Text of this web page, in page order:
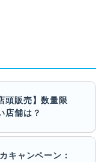
頭販売】数量限
店舗は？
キャンペーン：